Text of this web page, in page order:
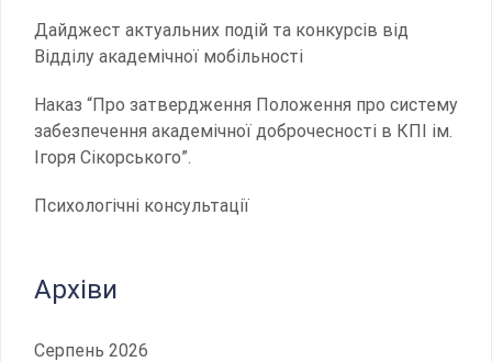
Дайджест актуальних подій та конкурсів від
Відділу академічної мобільності
Наказ “Про затвердження Положення про систему
забезпечення академічної доброчесності в КПІ ім.
Ігоря Сікорського”.
Психологічні консультації
Архіви
Серпень 2026